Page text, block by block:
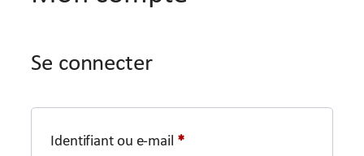
Se connecter
Identifiant ou e-mail *Obligatoire